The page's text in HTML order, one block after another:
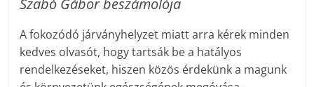
Szabó Gábor beszámolója
A fokozódó járványhelyzet miatt arra kérek minden
kedves olvasót, hogy tartsák be a hatályos
rendelkezéseket, hiszen közös érdekünk a magunk